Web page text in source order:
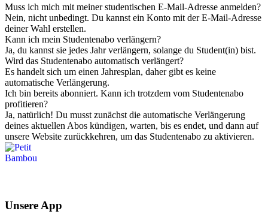
Muss ich mich mit meiner studentischen E-Mail-Adresse anmelden?
Nein, nicht unbedingt. Du kannst ein Konto mit der E-Mail-Adresse
deiner Wahl erstellen.
Kann ich mein Studentenabo verlängern?
Ja, du kannst sie jedes Jahr verlängern, solange du Student(in) bist.
Wird das Studentenabo automatisch verlängert?
Es handelt sich um einen Jahresplan, daher gibt es keine
automatische Verlängerung.
Ich bin bereits abonniert. Kann ich trotzdem vom Studentenabo
profitieren?
Ja, natürlich! Du musst zunächst die automatische Verlängerung
deines aktuellen Abos kündigen, warten, bis es endet, und dann auf
unsere Website zurückkehren, um das Studentenabo zu aktivieren.
Unsere App